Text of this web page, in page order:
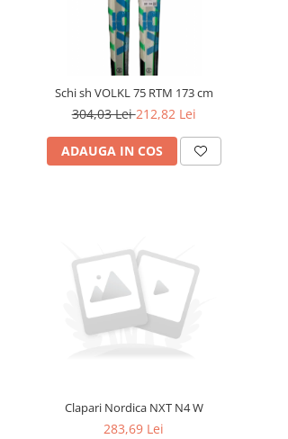
Schi sh VOLKL 75 RTM 173 cm
304,03 Lei212,82 Lei
ADAUGA IN COS
Clapari Nordica NXT N4 W
283,69 Lei